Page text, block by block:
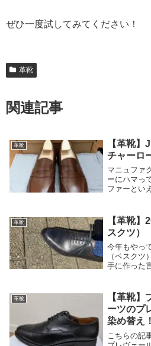
ぜひ一度試してみてください！
革靴
関連記事
革靴
【革靴】
チャーロ
マニュファ
ーにハマっ
ファーとい
な、と改め
J.M.WE...
革靴
【革靴
スクツ）
今年もやっ
（ベスクツ
手に作った
もお気に入
す。ポイン...
革靴
【革靴】
ーツのプ
染め替え！
こちらの記